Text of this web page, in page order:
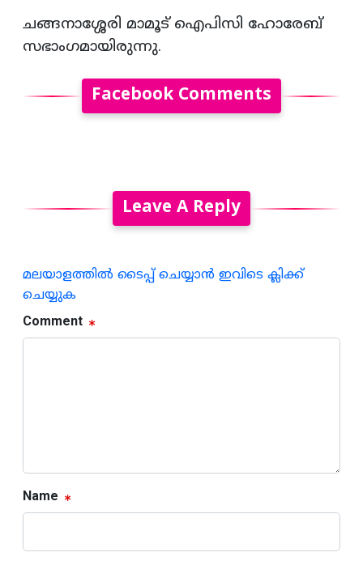
ചങ്ങനാശ്ശേരി മാമൂട് ഐപിസി ഹോരേബ്
സഭാംഗമായിരുന്നു.
Facebook Comments
Leave A Reply
മലയാളത്തില്‍ ടൈപ്പ് ചെയ്യാന്‍ ഇവിടെ ക്ലിക്ക്
ചെയ്യുക
Comment
Name